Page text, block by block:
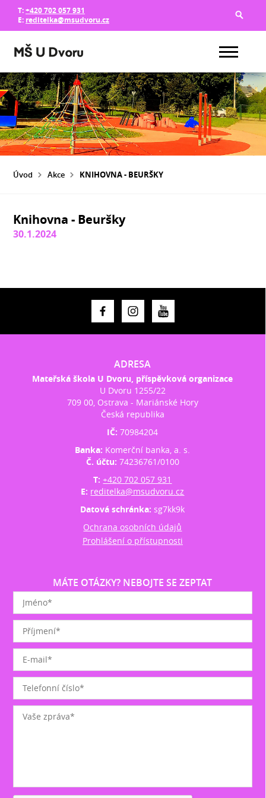
T:+420 702 057 931
E: reditelka@msudvoru.cz
Úvod Akce KNIHOVNA - BEURŠKY
Knihovna - Beuršky
30.1.2024
ADRESA
Mateřská škola U Dvoru, příspěvková organizace
U Dvoru 1255/22
709 00, Ostrava - Mariánské Hory
Česká republika
IČ:70984204
Banka: Komerční banka, a. s.
Č. účtu: 74236761/0100
T:+420 702 057 931
E: reditelka@msudvoru.cz
Datová schránka:sg7kk9k
Ochrana osobních údajů
Prohlášení o přístupnosti
MÁTE OTÁZKY? NEBOJTE SE ZEPTAT